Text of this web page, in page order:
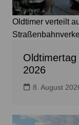
Oldtimer verteilt
2026
8. August